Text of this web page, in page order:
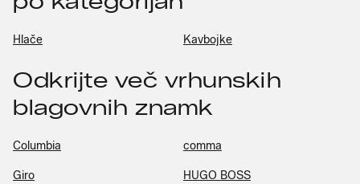
Hlače Kavbojke
Odkrijte več vrhunskih
blagovnih znamk
Columbia comma
Giro HUGO BOSS